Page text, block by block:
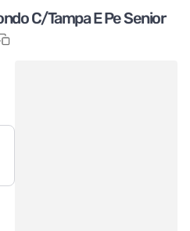
C/Tampa E Pe Senior